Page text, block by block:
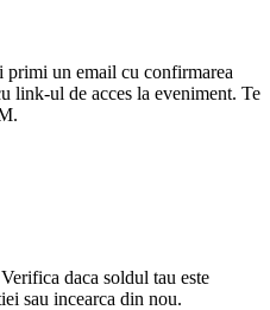
un email cu confirmarea
link-ul de acces la eveniment. Te
daca soldul tau este
sau incearca din nou.